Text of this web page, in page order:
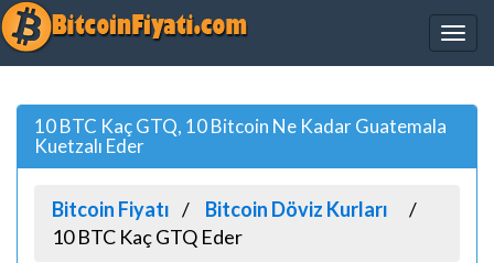
10 BTC Kaç GTQ, 10 Bitcoin Ne Kadar Guatemala
Kuetzalı Eder
Bitcoin Fiyatı
Bitcoin Döviz Kurları
10 BTC Kaç GTQ Eder